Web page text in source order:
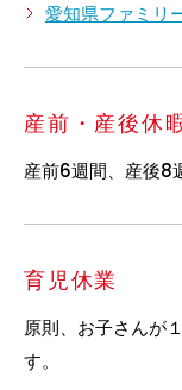
愛知県ファミリ
産前・産後休
産前6週間、産後8
育児休業
原則、お子さんが
す。